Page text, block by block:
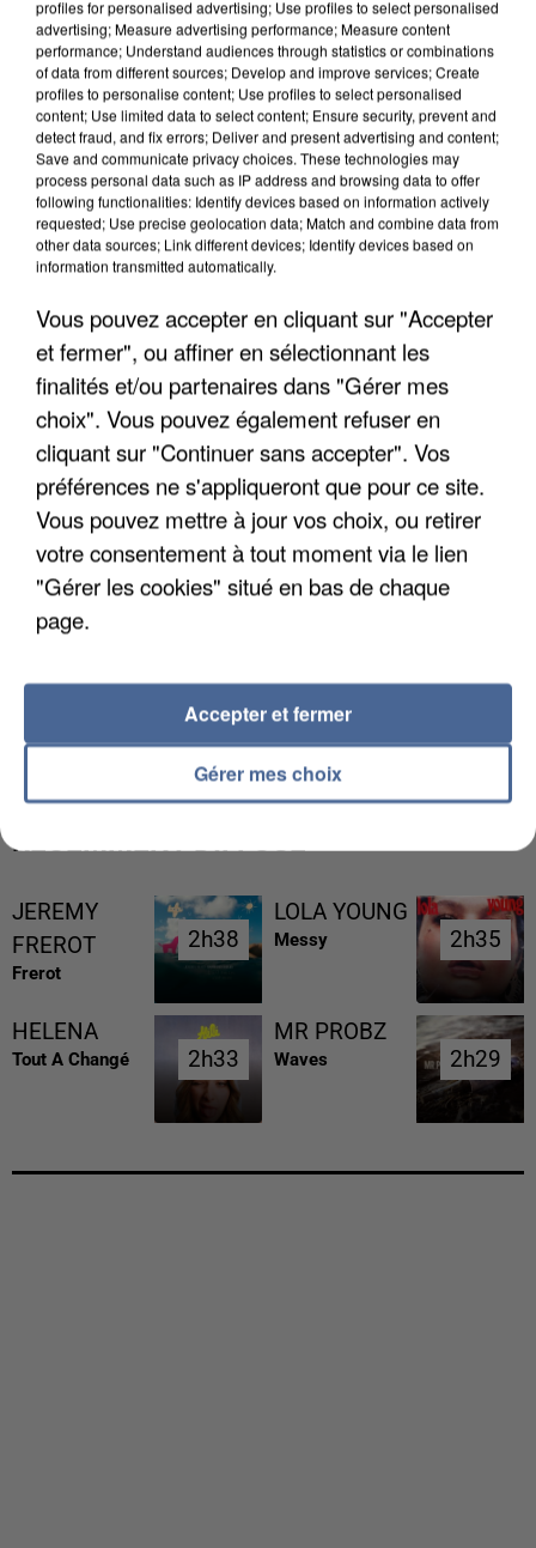
UN SECOND CADRE DE LA DZ MAFIA
INTERPELLÉ EN ALGÉRIE
UNE TOURISTE DE L’OISE EMPORTÉE PAR UNE
COULÉE DE BOUE EN HAUTE-SAVOIE
RÉCEMMENT DIFFUSÉ
JEREMY
FREROT
Frerot
2h38
2h38
LOLA YOUNG
Messy 2h35
2h35
HELENA
Tout A Changé 2h33
2h33
MR PROBZ
Waves 2h29
2h29
profiles for personalised advertising; Use profiles to select personalised
advertising; Measure advertising performance; Measure content
performance; Understand audiences through statistics or combinations
of data from different sources; Develop and improve services; Create
profiles to personalise content; Use profiles to select personalised
content; Use limited data to select content; Ensure security, prevent and
detect fraud, and fix errors; Deliver and present advertising and content;
Save and communicate privacy choices. These technologies may
process personal data such as IP address and browsing data to offer
following functionalities: Identify devices based on information actively
requested; Use precise geolocation data; Match and combine data from
other data sources; Link different devices; Identify devices based on
information transmitted automatically.
Vous pouvez accepter en cliquant sur "Accepter
et fermer", ou affiner en sélectionnant les
finalités et/ou partenaires dans "Gérer mes
choix". Vous pouvez également refuser en
cliquant sur "Continuer sans accepter". Vos
préférences ne s'appliqueront que pour ce site.
Vous pouvez mettre à jour vos choix, ou retirer
votre consentement à tout moment via le lien
"Gérer les cookies" situé en bas de chaque
page.
Gérer mes choix
Accepter et fermer